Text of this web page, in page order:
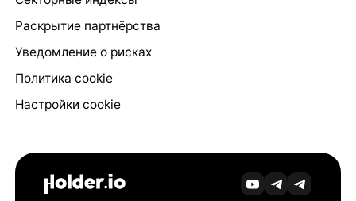
Раскрытие партнёрства
Уведомление о рисках
Политика cookie
Настройки cookie